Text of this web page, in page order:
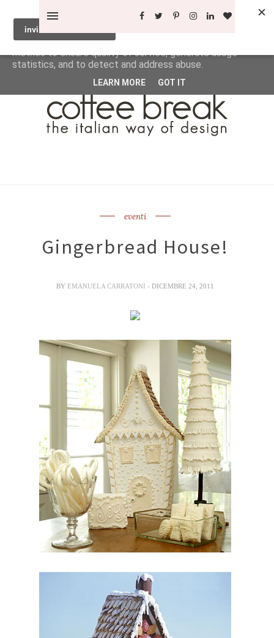
eventi
Gingerbread House!
BY EMANUELA CARRATONI - DICEMBRE 24, 2011
This site uses cookies from Google to deliver its services
and to analyze traffic. Your IP address and user-agent are
shared with Google along with performance and security
metrics to ensure quality of service, generate usage
statistics, and to detect and address abuse.
LEARN MORE GOT IT